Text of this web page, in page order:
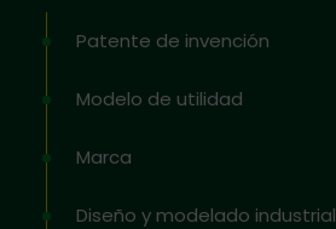
Patente de invención
Modelo de utilidad
Marca
Diseño y modelado industrial